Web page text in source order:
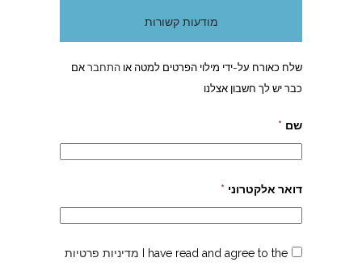
מודעות קשורות
שלח כאורח על-ידי מילוי הפרטים למטה או התחבראם
כבר יש לך חשבון אצלנו
שם *
דואר אלקטרוני *
I have read and agree to the מדיניות פרטיות